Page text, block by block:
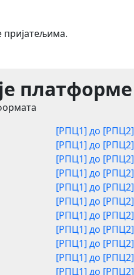
пријатељима.
платформе
[РПЦ1] до [РПЦ2]
[РПЦ1] до [РПЦ2]
[РПЦ1] до [РПЦ2]
[РПЦ1] до [РПЦ2]
[РПЦ1] до [РПЦ2]
[РПЦ1] до [РПЦ2]
[РПЦ1] до [РПЦ2]
[РПЦ1] до [РПЦ2]
[РПЦ1] до [РПЦ2]
[РПЦ1] до [РПЦ2]
[РПЦ1] до [РПЦ2]